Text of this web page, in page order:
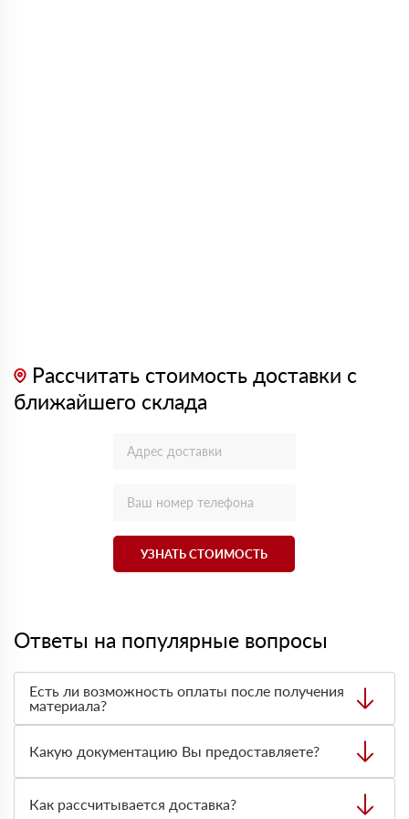
Рассчитать стоимость доставки с
ближайшего склада
УЗНАТЬ СТОИМОСТЬ
Ответы на популярные вопросы
Есть ли возможность оплаты после получения
материала?
оплата по факту получения товара. При этом, если
доставленный товар был ненадлежащего качества, то
Вы вправе от него отказаться.
Какую документацию Вы предоставляете?
сертификаты и паспорта качества, а также товарно-
Как рассчитывается доставка?